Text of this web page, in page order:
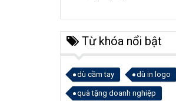
Từ khóa nổi bật
dù cầm tay dù in logo
quà tặng doanh nghiệp